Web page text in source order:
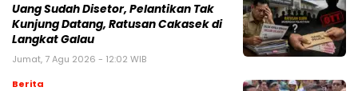
Uang Sudah Disetor, Pelantikan Tak
Kunjung Datang, Ratusan Cakasek di
Langkat Galau
Jumat, 7 Agu 2026 - 12:02 WIB
Berita